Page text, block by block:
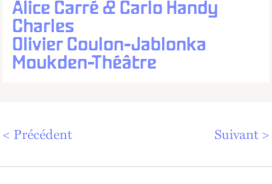
Alice Carré & Carlo Handy
Charles
Olivier Coulon-Jablonka
Moukden-Théâtre
Précédent Suivant